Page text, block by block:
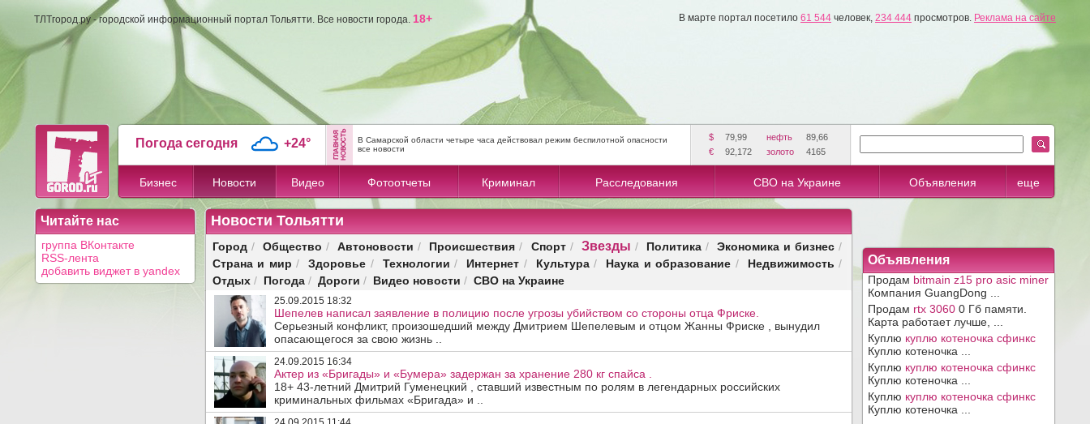
ТЛТгород.ру - городской информационный портал Тольятти. Все новости города. 18+ В марте портал посетило 61 544 человек, 234 444 просмотров. Реклама на сайте
Погода сегодня +24°
В Самарской области четыре часа действовал режим беспилотной опасности
все новости
$ 79,99 нефть
89,66
€
92,172 золото 4165
Бизнес Новости Видео Фотоотчеты Криминал Расследования СВО на Украине Объявления еще
Читайте нас
группа ВКонтакте
RSS-лента
добавить виджет в yandex
Новости Тольятти
Город / Общество / Автоновости / Происшествия / Спорт/ Звезды / Политика/ Экономика и бизнес /
Страна и мир / Здоровье / Технологии / Интернет / Культура/ Наука и образование / Недвижимость /
Отдых / Погода / Дороги / Видео новости / СВО на Украине
25.09.2015 18:32
Шепелев написал заявление в полицию после угрозы убийством со стороны отца Фриске.
Серьезный конфликт, произошедший между Дмитрием Шепелевым и отцом Жанны Фриске , вынудил
опасающегося за свою жизнь ..
24.09.2015 16:34
Актер из «Бригады» и «Бумера» задержан за хранение 280 кг спайса .
18+ 43-летний Дмитрий Гуменецкий , ставший известным по ролям в легендарных российских
криминальных фильмах «Бригада» и ..
Объявления
Продам bitmain z15 pro asic miner
Компания GuangDong ...
Продам rtx 3060 0 Гб памяти.
Карта работает лучше, ...
Куплю куплю котеночка сфинкс
Куплю котеночка ...
Куплю куплю котеночка сфинкс
Куплю котеночка ...
Куплю куплю котеночка сфинкс
Куплю котеночка ...